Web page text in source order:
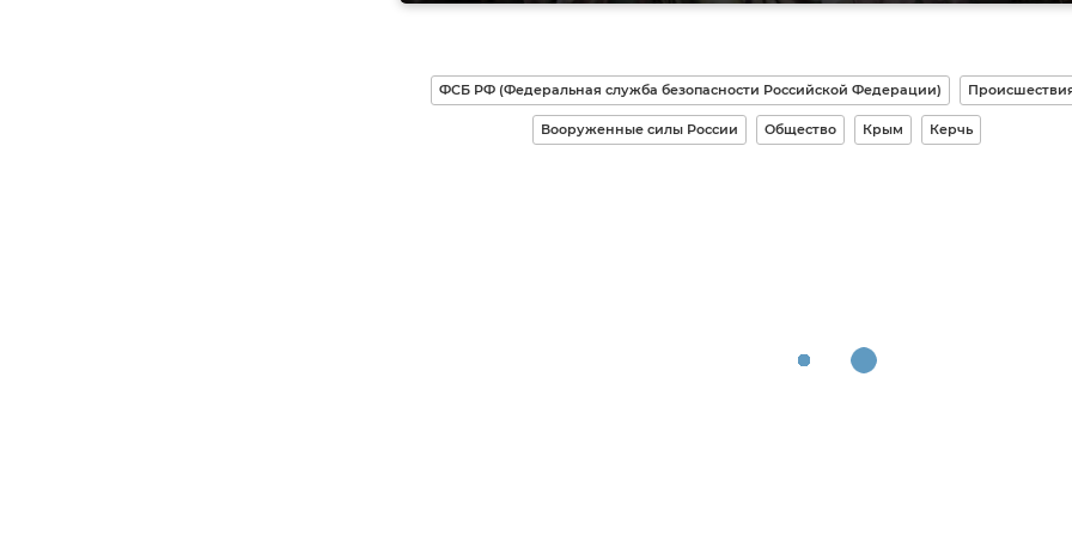
ФСБ РФ (Федеральная служба безопасности Российской Федерации)
Вооруженные силы России Общество Крым Керчь